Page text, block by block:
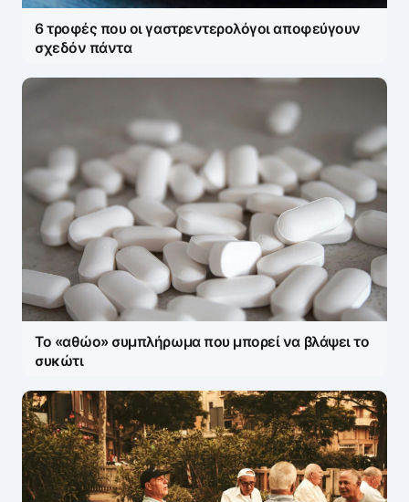
6 τροφές που οι γαστρεντερολόγοι αποφεύγουν
σχεδόν πάντα
Το «αθώο» συμπλήρωμα που μπορεί να βλάψει το
συκώτι